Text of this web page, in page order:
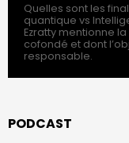
Quelles sont les
quantique vs
Ezratty mentionne
cofondé et dont
responsable.
PODCAST